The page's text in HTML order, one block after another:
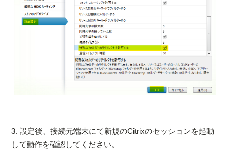
3. 設定後、接続元端末にて新規のCitrixのセッションを起動
して動作を確認してください。